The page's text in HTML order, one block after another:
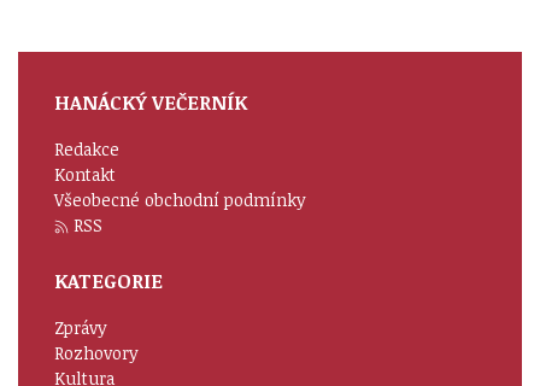
HANÁCKÝ VEČERNÍK
Redakce
Kontakt
Všeobecné obchodní podmínky
RSS
KATEGORIE
Zprávy
Rozhovory
Kultura